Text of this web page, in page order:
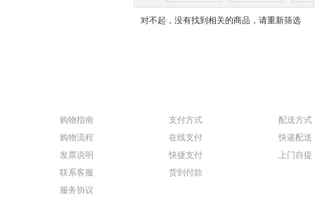
对不起，没有找到相关的商品，请重新筛选
购物指南
购物流程
发票说明
联系客服
服务协议
支付方式
在线支付
快捷支付
货到付款
配送方式
快递配送
上门自提